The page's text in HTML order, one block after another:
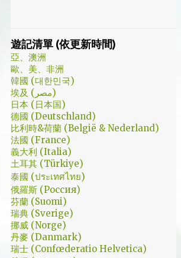
我還是在劇荒中，再重看第一集，意外的覺得
發現角色們的另外一面。像是大叔上班時原來
是講冷笑話的高手；至安那張毫無感情的臉，
讓人恐懼；另外大叔老婆偷情偷的天經地義，
無負擔，也讓我嚇到。 看這鏡頭有時候都不
知道老婆怎麼會回心轉意。 如同版友們所津
津樂道的，這部劇的細節很多，值得細細品嚐
的對話其實摘錄不完。但對我而言整部劇會燒
了起來，應該是從第四集，大叔把至安找進辦
公室談判開始 - 因為在當下風向完全測不出
來。這太不韓劇了；接著至安把都俊永代表玩
弄掌心的談判…這倒底是怎麼樣風格的劇集，
難倒是推理劇嗎? 但是主角三兄弟與媽媽的鬥
嘴，這不應該是家庭劇嗎? 說到家庭劇，這部
劇我第一個哭點和男女主角無關，而是在大哥
不少，而且還bundle了不少近年常提到的
VPN，像是NordVPN/ Surfshark等…但因為這
些VPN服務都已經沒有免費的試用期了… 在花
了幾個小時試了一下，目前與大家推薦的是
Urban VPN
遊記清單 (依更新時間)
亞、澳洲
歐、美、非洲
韓國 (대한민국)
埃及 (مصر)
日本 (日本国)
德國 (Deutschland)
比利時&荷蘭 (België & Nederland)
法國 (France)
義大利 (Italia)
土耳其 (Türkiye)
泰國 (ประเทศไทย)
俄羅斯 (Россия)
芬蘭 (Suomi)
瑞典 (Sverige)
挪威 (Norge)
丹麥 (Danmark)
瑞士 (Confœderatio Helvetica)